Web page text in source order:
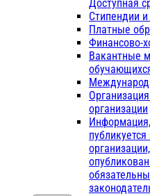
Доступная
Стипендии
Платные
Финансово-
Вакантные
организации